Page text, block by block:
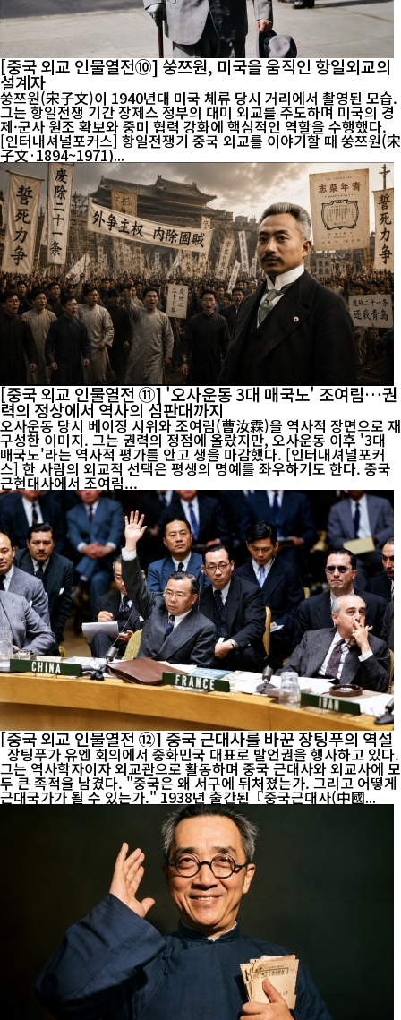
[중국 외교 인물열전⑩] 쑹쯔원, 미국을 움직인 항일외교의
설계자
쑹쯔원(宋子文)이 1940년대 미국 체류 당시 거리에서 촬영된 모습.
그는 항일전쟁 기간 장제스 정부의 대미 외교를 주도하며 미국의 경
제·군사 원조 확보와 중미 협력 강화에 핵심적인 역할을 수행했다.
[인터내셔널포커스] 항일전쟁기 중국 외교를 이야기할 때 쑹쯔원(宋
子文·1894~1971)...
[중국 외교 인물열전 ⑪] '오사운동 3대 매국노' 조여림…권
력의 정상에서 역사의 심판대까지
오사운동 당시 베이징 시위와 조여림(曹汝霖)을 역사적 장면으로 재
구성한 이미지. 그는 권력의 정점에 올랐지만, 오사운동 이후 '3대
매국노'라는 역사적 평가를 안고 생을 마감했다. [인터내셔널포커
스] 한 사람의 외교적 선택은 평생의 명예를 좌우하기도 한다. 중국
근현대사에서 조여림...
[중국 외교 인물열전 ⑫] 중국 근대사를 바꾼 장팅푸의 역설
장팅푸가 유엔 회의에서 중화민국 대표로 발언권을 행사하고 있다.
그는 역사학자이자 외교관으로 활동하며 중국 근대사와 외교사에 모
두 큰 족적을 남겼다. "중국은 왜 서구에 뒤처졌는가. 그리고 어떻게
근대국가가 될 수 있는가." 1938년 출간된『중국근대사(中國...